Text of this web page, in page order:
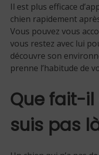
Il est plus efficace
chien rapidement
Vous pouvez vous
vous restez avec lui
découvre son
prenne l’habitude de
Que fait-
suis pas